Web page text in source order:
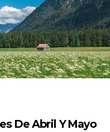
De Abril Y Mayo